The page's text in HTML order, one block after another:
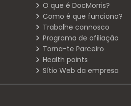
O que é DocMorris?
Como é que funciona?
Trabalhe connosco
Programa de afiliação
Torna-te Parceiro
Health points
Sítio Web da empresa